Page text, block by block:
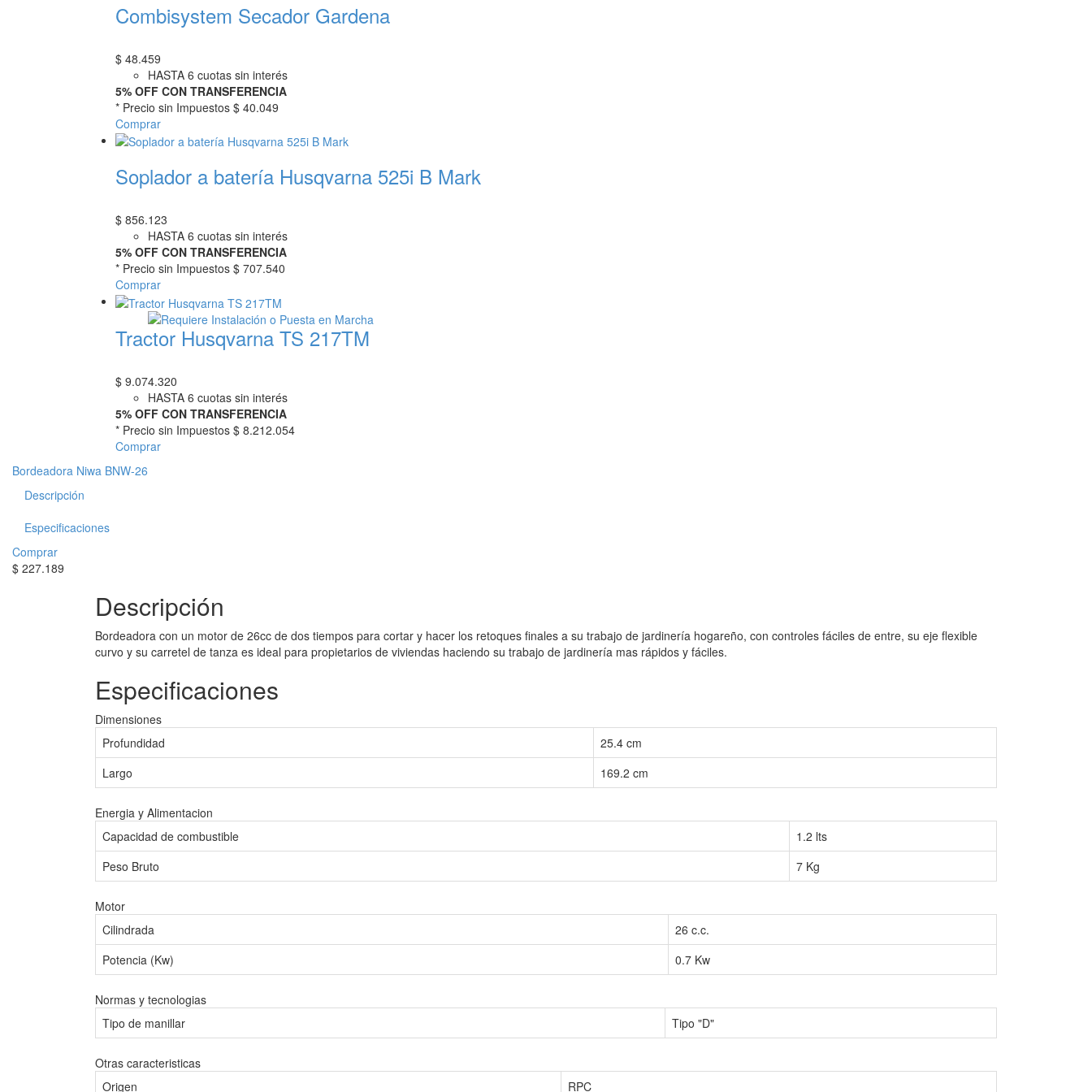
Combisystem Secador Gardena
$ 48.459
HASTA 6 cuotas sin interés
5% OFF CON TRANSFERENCIA
* Precio sin Impuestos $ 40.049
Comprar
Soplador a batería Husqvarna 525i B Mark
$ 856.123
HASTA 6 cuotas sin interés
5% OFF CON TRANSFERENCIA
* Precio sin Impuestos $ 707.540
Comprar
Tractor Husqvarna TS 217TM
$ 9.074.320
HASTA 6 cuotas sin interés
5% OFF CON TRANSFERENCIA
* Precio sin Impuestos $ 8.212.054
Comprar
Bordeadora Niwa BNW-26
Descripción
Especificaciones
Comprar
$ 227.189
Descripción
Bordeadora con un motor de 26cc de dos tiempos para cortar y hacer los retoques finales a su trabajo de jardinería hogareño, con controles fáciles de entre, su eje flexible
curvo y su carretel de tanza es ideal para propietarios de viviendas haciendo su trabajo de jardinería mas rápidos y fáciles.
Especificaciones
Dimensiones
Profundidad
25.4 cm
Largo
169.2 cm
Energia y Alimentacion
Capacidad de combustible
1.2 lts
Peso Bruto
7 Kg
Motor
Cilindrada
26 c.c.
Potencia (Kw)
0.7 Kw
Normas y tecnologias
Tipo de manillar
Tipo "D"
Otras caracteristicas
Origen
RPC